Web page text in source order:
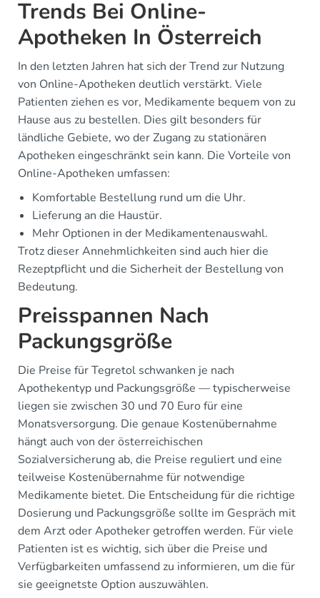
Trends Bei Online-
Apotheken In Österreich
In den letzten Jahren hat sich der Trend zur Nutzung
von Online-Apotheken deutlich verstärkt. Viele
Patienten ziehen es vor, Medikamente bequem von zu
Hause aus zu bestellen. Dies gilt besonders für
ländliche Gebiete, wo der Zugang zu stationären
Apotheken eingeschränkt sein kann. Die Vorteile von
Online-Apotheken umfassen:
Komfortable Bestellung rund um die Uhr.
Lieferung an die Haustür.
Mehr Optionen in der Medikamentenauswahl.
Trotz dieser Annehmlichkeiten sind auch hier die
Rezeptpflicht und die Sicherheit der Bestellung von
Bedeutung.
Preisspannen Nach
Packungsgröße
Die Preise für Tegretol schwanken je nach
Apothekentyp und Packungsgröße — typischerweise
liegen sie zwischen 30 und 70 Euro für eine
Monatsversorgung. Die genaue Kostenübernahme
hängt auch von der österreichischen
Sozialversicherung ab, die Preise reguliert und eine
teilweise Kostenübernahme für notwendige
Medikamente bietet. Die Entscheidung für die richtige
Dosierung und Packungsgröße sollte im Gespräch mit
dem Arzt oder Apotheker getroffen werden. Für viele
Patienten ist es wichtig, sich über die Preise und
Verfügbarkeiten umfassend zu informieren, um die für
sie geeignetste Option auszuwählen.